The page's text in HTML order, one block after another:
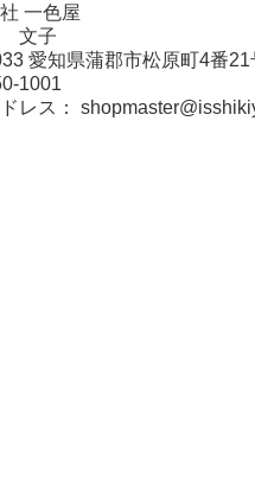
一色屋
文子
愛知県蒲郡市松原町4番21
1001
レス：